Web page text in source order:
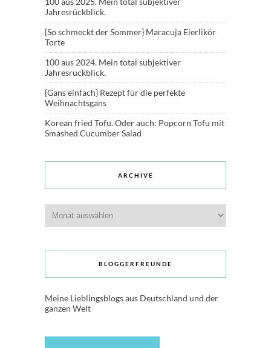
Jahresrückblick.
{So schmeckt der Sommer} Maracuja Eierlikör
Torte
100 aus 2024. Mein total subjektiver
Jahresrückblick.
{Gans einfach} Rezept für die perfekte
Weihnachtsgans
Korean fried Tofu. Oder auch: Popcorn Tofu mit
Smashed Cucumber Salad
ARCHIVE
BLOGGERFREUNDE
Meine Lieblingsblogs aus Deutschland und der
ganzen Welt